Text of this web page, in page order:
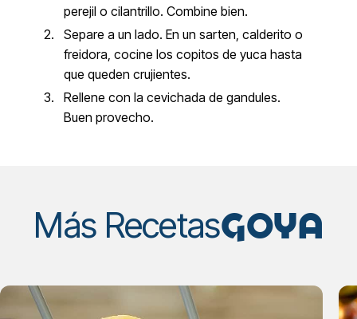
perejil o cilantrillo. Combine bien.
Separe a un lado. En un sarten, calderito o
freidora, cocine los copitos de yuca hasta
que queden crujientes.
Rellene con la cevichada de gandules.
Buen provecho.
Más RecetasGOYA